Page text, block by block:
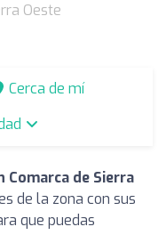
Oeste
Cerca de mí
Comarca de Sierra
de la zona con sus
que puedas